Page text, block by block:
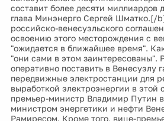
составит более десяти миллиардов
глава Минэнерго Сергей Шматко.[/
российско-венесуэльского
освоению этого месторождения с
"ожидается в ближайшее время".
"они сами в этом заинтересованы".
оперативно поставить в Венесуэлу
передвижные электростанции для
выработкой электроэнергии в этой
премьер-министр Владимир Путин в
министром энергетики и нефти
Рамиресом. Кроме того, вице-